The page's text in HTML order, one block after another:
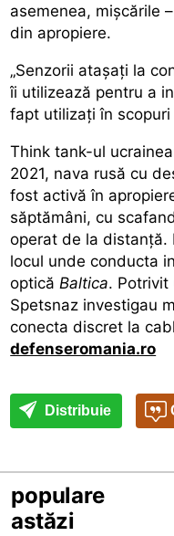
asemenea, mișcările
din apropiere.
„Senzorii atașați la
îi utilizează pentru a
fapt utilizați în scopuri
Think tank-ul
2021, nava rusă cu
fost activă în
săptămâni, cu
operat de la distanță.
locul unde conducta
opticăBaltica. Potrivit
Spetsnaz investigau
conecta discret la
defenseromania.ro
Distribuie
populare
astăzi